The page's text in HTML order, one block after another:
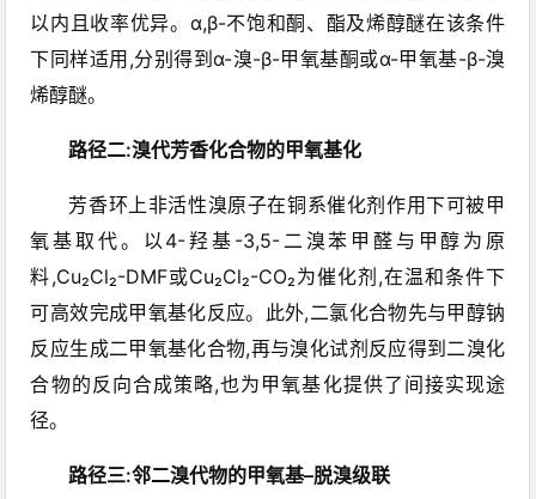
以内且收率优异。α,β-不饱和酮、酯及烯醇醚在该条件
下同样适用,分别得到α-溴-β-甲氧基酮或α-甲氧基-β-溴
烯醇醚。
路径二:溴代芳香化合物的甲氧基化
芳香环上非活性溴原子在铜系催化剂作用下可被甲
氧基取代。以4-羟基-3,5-二溴苯甲醛与甲醇为原
料,Cu₂Cl₂-DMF或Cu₂Cl₂-CO₂为催化剂,在温和条件下
可高效完成甲氧基化反应。此外,二氯化合物先与甲醇钠
反应生成二甲氧基化合物,再与溴化试剂反应得到二溴化
合物的反向合成策略,也为甲氧基化提供了间接实现途
径。
路径三:邻二溴代物的甲氧基–脱溴级联